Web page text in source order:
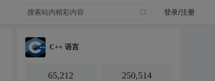
登录/注册
C++ 语言
65,212 250,514